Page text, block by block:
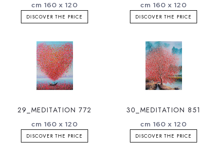
cm 160 x 120
DISCOVER THE PRICE
cm 160 x 120
DISCOVER THE PRICE
29_MEDITATION 772
cm 160 x 120
DISCOVER THE PRICE
30_MEDITATION 851
cm 160 x 120
DISCOVER THE PRICE